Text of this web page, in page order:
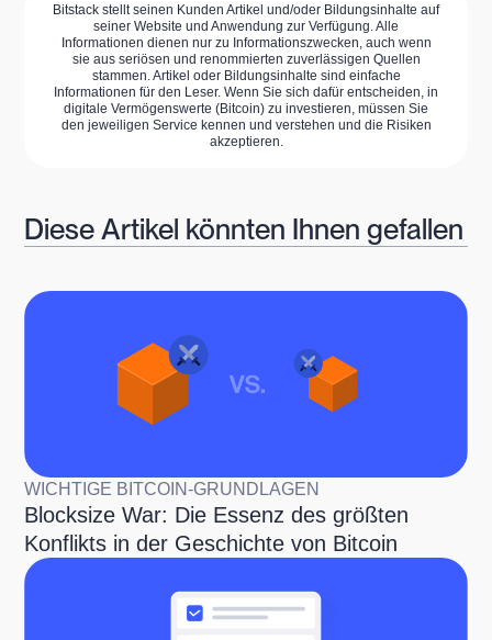
Bitstack stellt seinen Kunden Artikel und/oder Bildungsinhalte auf
seiner Website und Anwendung zur Verfügung. Alle
Informationen dienen nur zu Informationszwecken, auch wenn
sie aus seriösen und renommierten zuverlässigen Quellen
stammen. Artikel oder Bildungsinhalte sind einfache
Informationen für den Leser. Wenn Sie sich dafür entscheiden, in
digitale Vermögenswerte (Bitcoin) zu investieren, müssen Sie
den jeweiligen Service kennen und verstehen und die Risiken
akzeptieren.
Diese Artikel könnten Ihnen gefallen
WICHTIGE BITCOIN-GRUNDLAGEN
Blocksize War: Die Essenz des größten
Konflikts in der Geschichte von Bitcoin